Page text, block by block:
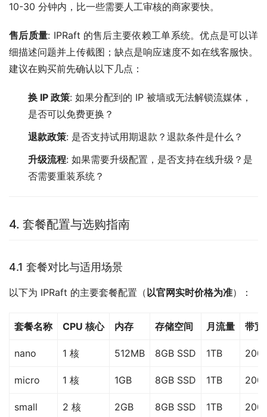
10-30 分钟内，比一些需要人工审核的商家要快。
售后质量: IPRaft 的售后主要依赖工单系统。优点是可以详
细描述问题并上传截图；缺点是响应速度不如在线客服快。
建议在购买前先确认以下几点：
换 IP 政策: 如果分配到的 IP 被墙或无法解锁流媒体，
是否可以免费更换？
退款政策: 是否支持试用期退款？退款条件是什么？
升级流程: 如果需要升级配置，是否支持在线升级？是
否需要重装系统？
4. 套餐配置与选购指南
4.1 套餐对比与适用场景
以下为 IPRaft 的主要套餐配置（以官网实时价格为准）：
套餐名称 CPU 核心 内存 存储空间 月流量 带宽
nano 1 核 512MB 8GB SSD 1TB
micro 1 核 1GB 8GB SSD 1TB
small 2 核 2GB 8GB SSD 1TB